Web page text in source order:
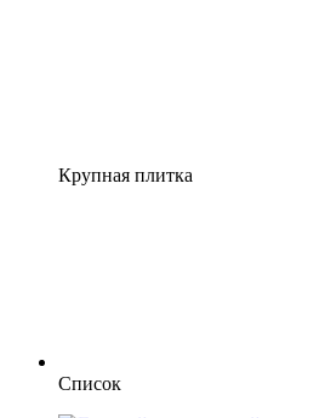
Крупная плитка
Список